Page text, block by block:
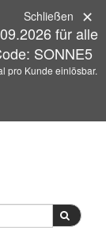
für alle
SONNE5
pro Kunde einlösbar.
Schließen